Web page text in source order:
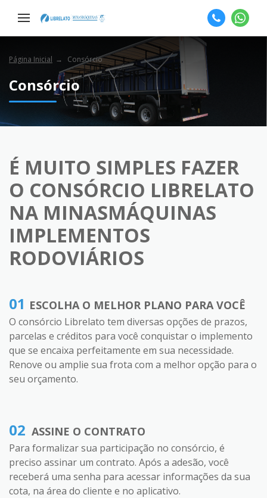
Página Inicial Consórcio
Consórcio
É MUITO SIMPLES FAZER
O CONSÓRCIO LIBRELATO
NA MINASMÁQUINAS
IMPLEMENTOS
RODOVIÁRIOS
01 ESCOLHA O MELHOR PLANO PARA VOCÊ
O consórcio Librelato tem diversas opções de prazos,
parcelas e créditos para você conquistar o implemento
que se encaixa perfeitamente em sua necessidade.
Renove ou amplie sua frota com a melhor opção para o
seu orçamento.
02 ASSINE O CONTRATO
Para formalizar sua participação no consórcio, é
preciso assinar um contrato. Após a adesão, você
receberá uma senha para acessar informações da sua
cota, na área do cliente e no aplicativo.